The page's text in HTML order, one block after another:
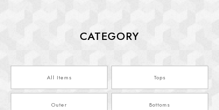
CATEGORY
All Items Tops
Outer Bottoms